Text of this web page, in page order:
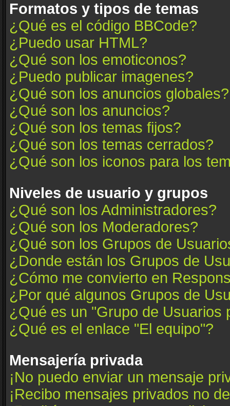
Formatos y tipos de temas
¿Qué es el código BBCode?
¿Puedo usar HTML?
¿Qué son los emoticonos?
¿Puedo publicar imagenes?
¿Qué son los anuncios globales?
¿Qué son los anuncios?
¿Qué son los temas fijos?
¿Qué son los temas cerrados?
¿Qué son los iconos para los
Niveles de usuario y grupos
¿Qué son los Administradores?
¿Qué son los Moderadores?
¿Qué son los Grupos de
¿Donde están los Grupos de
¿Cómo me convierto en
¿Por qué algunos Grupos de
¿Qué es un "Grupo de Usuarios
¿Qué es el enlace "El equipo"?
Mensajería privada
¡No puedo enviar un mensaje
¡Recibo mensajes privados no